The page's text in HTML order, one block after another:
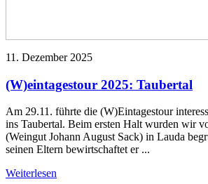
11. Dezember 2025
(W)eintagestour 2025: Taubertal
Am 29.11. führte die (W)Eintagestour
ins Taubertal. Beim ersten Halt wurden wir
(Weingut Johann August Sack) in Lauda
seinen Eltern bewirtschaftet er ...
Weiterlesen